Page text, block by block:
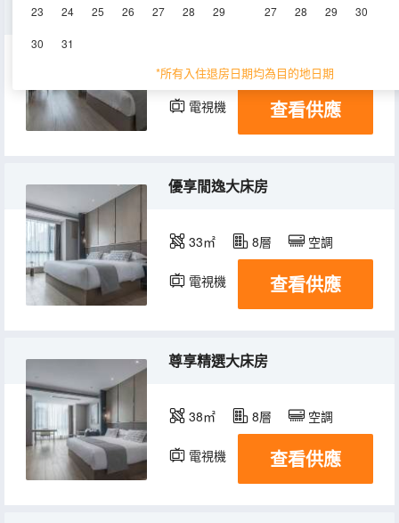
23 24 25 26 27 28 29
30 31
27 28 29 30
*所有入住退房日期均為目的地日期
靜悠舒適商務雙床房
38㎡ 8層 空調
電視機 查看供應
優享閒逸大床房
33㎡ 8層 空調
電視機 查看供應
尊享精選大床房
38㎡ 8層 空調
電視機 查看供應